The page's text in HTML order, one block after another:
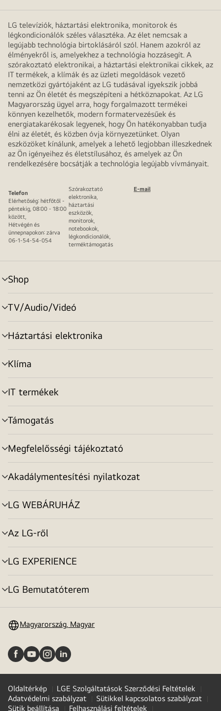
LG televíziók, háztartási elektronika, monitorok és
légkondicionálók széles választéka. Az élet nemcsak a
legújabb technológia birtoklásáról szól. Hanem azokról az
élményekről is, amelyekhez a technológia hozzásegít. A
szórakoztató elektronikai, a háztartási elektronikai cikkek, az
IT termékek, a klímák és az üzleti megoldások vezető
nemzetközi gyártójaként az LG tudásával igyekszik jobbá
tenni az Ön életét és megszépíteni a hétköznapokat. Az LG
Magyarország ügyel arra, hogy forgalmazott termékei
könnyen kezelhetők, modern formatervezésűek és
energiatakarékosak legyenek, hogy Ön hatékonyabban tudja
élni az életét, és közben óvja környezetünket. Olyan
eszközöket kínálunk, amelyek a lehető legjobban illeszkednek
az Ön igényeihez és életstílusához, és amelyek az Ön
rendelkezésére bocsátják a technológia legújabb vívmányait.
Telefon
Elérhetőség: hétfőtől -
péntekig, 08:00 - 18:00
között,
Hétvégén és
ünnepnapokon: zárva
06-1-54-54-054
Szórakoztató
elektronika,
háztartási
eszközök,
monitorok,
notebookok,
légkondicionálók,
terméktámogatás
E-mail
Shop
menu
toggle
TV/Audio/Videó
menu
toggle
Háztartási elektronika
menu
toggle
Klíma
menu
toggle
IT termékek
menu
toggle
Támogatás
menu
toggle
Megfelelősségi tájékoztató
menu
toggle
Akadálymentesítési nyilatkozat
menu
toggle
LG WEBÁRUHÁZ
menu
toggle
Az LG-ről
menu
toggle
LG EXPERIENCE
menu
toggle
LG Bemutatóterem
menu
Magyarország, Magyar
Oldaltérkép
LGE Szolgáltatások Szerződési Feltételek
Adatvédelmi szabályzat
Sütikkel kapcsolatos szabályzat
Sütik beállítása
Felhasználási feltételek